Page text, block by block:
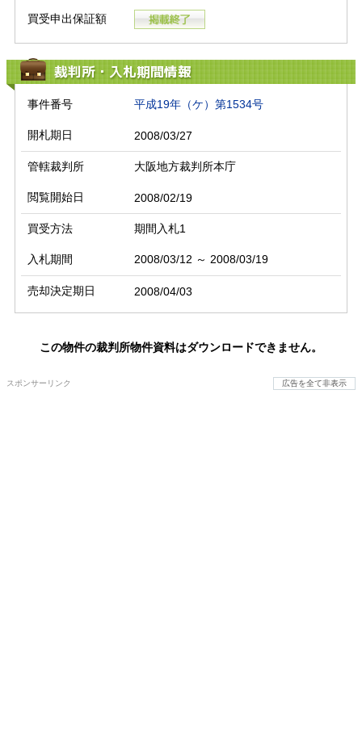
買受申出保証額
裁判所・入札期間情報
事件番号 平成19年（ケ）第1534号
開札期日 2008/03/27
管轄裁判所 大阪地方裁判所本庁
閲覧開始日 2008/02/19
買受方法 期間入札1
入札期間 2008/03/12 ～ 2008/03/19
売却決定期日 2008/04/03
この物件の裁判所物件資料はダウンロードできません。
スポンサーリンク 広告を全て非表示